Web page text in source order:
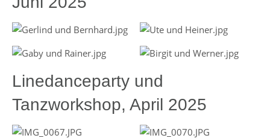
Linedanceparty und
Tanzworkshop, April 2025